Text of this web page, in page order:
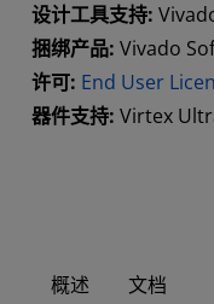
设计工具支持:
捆绑产品: Vivado
许可: End User
器件支持: Virtex
概述 文档